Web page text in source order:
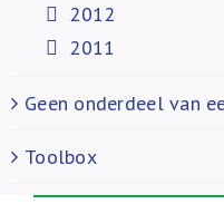
2012
2011
Geen onderdeel van
Toolbox